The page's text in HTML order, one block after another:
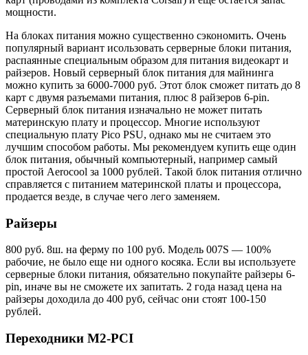
мощности.
На блоках питания можно существенно сэкономить. Очень
популярный вариант исользовать серверные блоки питания,
распаянные специальным образом для питания видеокарт и
райзеров. Новый серверный блок питания для майнинга
можно купить за 6000-7000 руб. Этот блок сможет питать до 8
карт с двумя разъемами питания, плюс 8 райзеров 6-pin.
Серверный блок питания изначально не может питать
материнскую плату и процессор. Многие используют
специальную плату Pico PSU, однако мы не считаем это
лучшим способом работы. Мы рекомендуем купить еще один
блок питания, обычный компьютерный, например самый
простой Aerocool за 1000 рублей. Такой блок питания отлично
справляется с питанием материнской платы и процессора,
продается везде, в случае чего лего заменяем.
Райзеры
800 руб. 8ш. на ферму по 100 руб. Модель 007S — 100%
рабочие, не было еще ни одного косяка. Если вы используете
серверные блоки питания, обязательно покупайте райзеры 6-
pin, иначе вы не сможете их запитать. 2 года назад цена на
райзеры доходила до 400 руб, сейчас они стоят 100-150
рублей.
Переходники M2-PCI